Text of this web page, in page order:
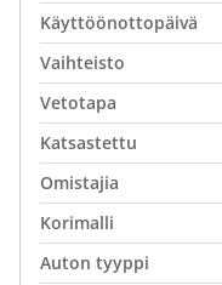
Käyttöönottopäivä
Vaihteisto
Vetotapa
Katsastettu
Omistajia
Korimalli
Auton tyyppi